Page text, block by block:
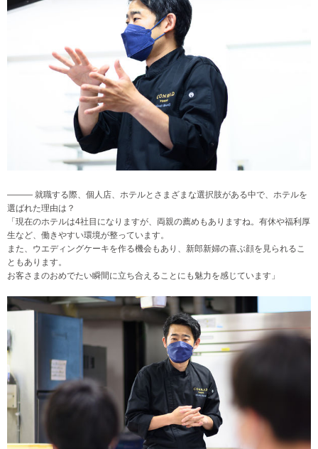
――― 就職する際、個人店、ホテルとさまざまな選択肢がある中で、ホテルを
選ばれた理由は？
「現在のホテルは4社目になりますが、両親の薦めもありますね。有休や福利厚
生など、働きやすい環境が整っています。
また、ウエディングケーキを作る機会もあり、新郎新婦の喜ぶ顔を見られるこ
ともあります。
お客さまのおめでたい瞬間に立ち合えることにも魅力を感じています」